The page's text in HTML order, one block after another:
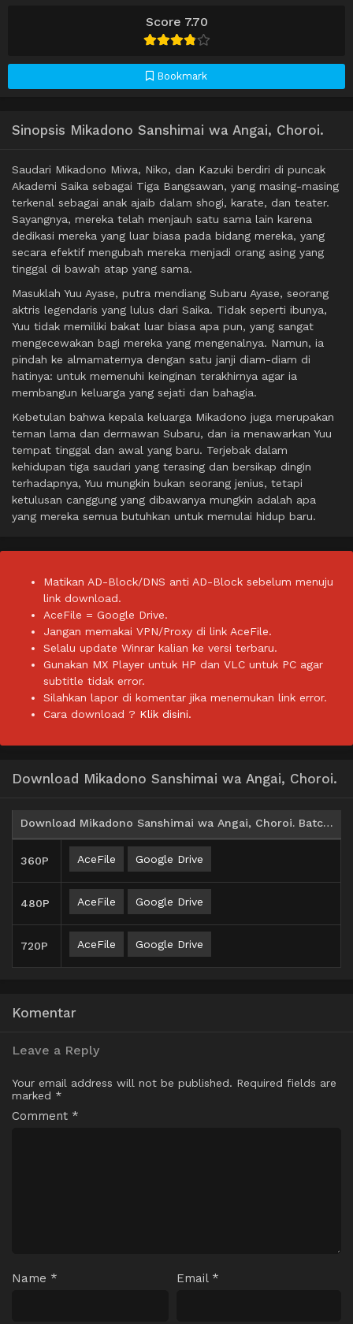
Score 7.70
Bookmark
Sinopsis Mikadono Sanshimai wa Angai, Choroi.
Saudari Mikadono Miwa, Niko, dan Kazuki berdiri di puncak
Akademi Saika sebagai Tiga Bangsawan, yang masing-masing
terkenal sebagai anak ajaib dalam shogi, karate, dan teater.
Sayangnya, mereka telah menjauh satu sama lain karena
dedikasi mereka yang luar biasa pada bidang mereka, yang
secara efektif mengubah mereka menjadi orang asing yang
tinggal di bawah atap yang sama.
Masuklah Yuu Ayase, putra mendiang Subaru Ayase, seorang
aktris legendaris yang lulus dari Saika. Tidak seperti ibunya,
Yuu tidak memiliki bakat luar biasa apa pun, yang sangat
mengecewakan bagi mereka yang mengenalnya. Namun, ia
pindah ke almamaternya dengan satu janji diam-diam di
hatinya: untuk memenuhi keinginan terakhirnya agar ia
membangun keluarga yang sejati dan bahagia.
Kebetulan bahwa kepala keluarga Mikadono juga merupakan
teman lama dan dermawan Subaru, dan ia menawarkan Yuu
tempat tinggal dan awal yang baru. Terjebak dalam
kehidupan tiga saudari yang terasing dan bersikap dingin
terhadapnya, Yuu mungkin bukan seorang jenius, tetapi
ketulusan canggung yang dibawanya mungkin adalah apa
yang mereka semua butuhkan untuk memulai hidup baru.
Matikan AD-Block/DNS anti AD-Block sebelum menuju
link download.
AceFile = Google Drive.
Jangan memakai VPN/Proxy di link AceFile.
Selalu update Winrar kalian ke versi terbaru.
Gunakan MX Player untuk HP dan VLC untuk PC agar
subtitle tidak error.
Silahkan lapor di komentar jika menemukan link error.
Cara download ? Klik disini.
Download Mikadono Sanshimai wa Angai, Choroi.
Download Mikadono Sanshimai wa Angai, Choroi. Batch Subtitle Indonesia
360P AceFile Google Drive
480P AceFile Google Drive
720P AceFile Google Drive
Komentar
Leave a Reply
Your email address will not be published. Required fields are
marked *
Comment *
Name * Email *